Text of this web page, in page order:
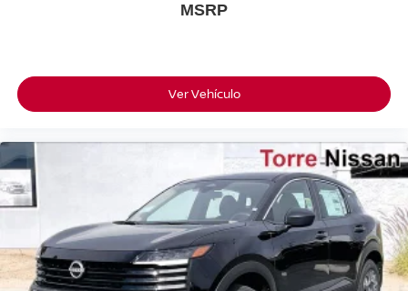
MSRP
Ver Vehículo